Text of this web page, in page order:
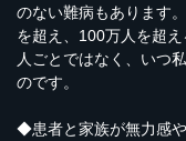
のない難病もあります
を超え、100万人を超
人ごとではなく、いつ
のです。
◆患者と家族が無力感